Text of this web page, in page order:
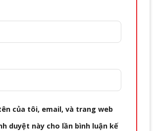
của tôi, email, và trang web
duyệt này cho lần bình luận kế